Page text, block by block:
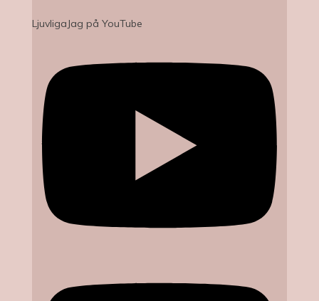
LjuvligaJag på YouTube